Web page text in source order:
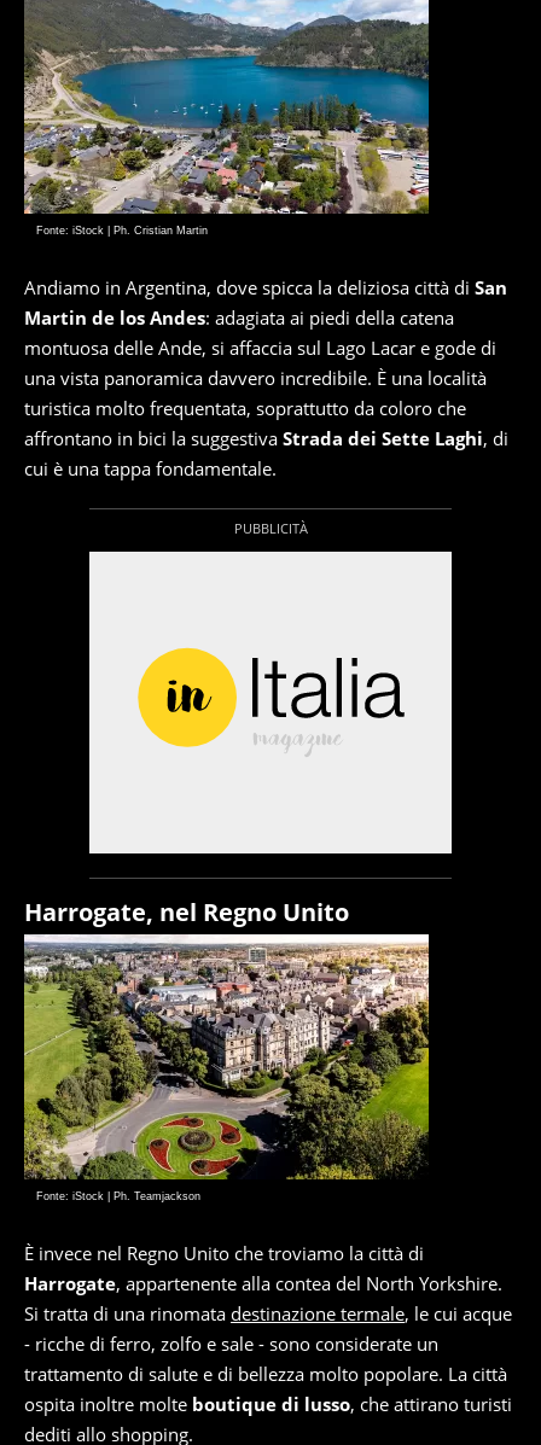
Fonte: iStock | Ph. Cristian Martin
Andiamo in Argentina, dove spicca la deliziosa città di San
Martin de los Andes: adagiata ai piedi della catena
montuosa delle Ande, si affaccia sul Lago Lacar e gode di
una vista panoramica davvero incredibile. È una località
turistica molto frequentata, soprattutto da coloro che
affrontano in bici la suggestiva Strada dei Sette Laghi, di
cui è una tappa fondamentale.
Harrogate, nel Regno Unito
Fonte: iStock | Ph. Teamjackson
È invece nel Regno Unito che troviamo la città di
Harrogate, appartenente alla contea del North Yorkshire.
Si tratta di una rinomata destinazione termale, le cui acque
- ricche di ferro, zolfo e sale - sono considerate un
trattamento di salute e di bellezza molto popolare. La città
ospita inoltre molte boutique di lusso, che attirano turisti
dediti allo shopping.